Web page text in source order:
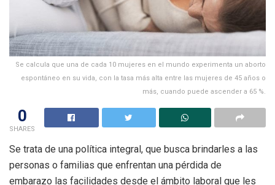
Se calcula que una de cada 10 mujeres en el mundo experimenta un aborto
espontáneo en su vida, con la tasa más alta entre las mujeres de 45 años o
más, cuando puede ascender a 65 %.
0
SHARES
Se trata de una política integral, que busca brindarles a las
personas o familias que enfrentan una pérdida de
embarazo las facilidades desde el ámbito laboral que les